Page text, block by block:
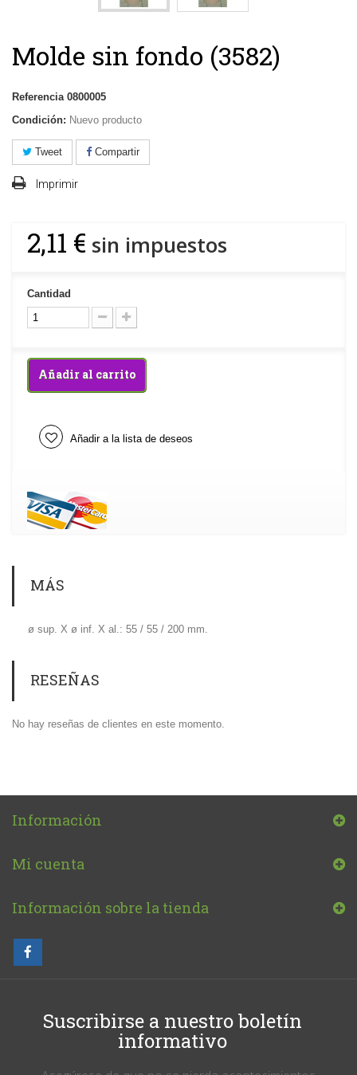
Molde sin fondo (3582)
Referencia 0800005
Condición: Nuevo producto
Tweet Compartir
Imprimir
2,11 € sin impuestos
Cantidad
Añadir al carrito
Añadir a la lista de deseos
MÁS
ø sup. X ø inf. X al.: 55 / 55 / 200 mm.
RESEÑAS
No hay reseñas de clientes en este momento.
Información
Mi cuenta
Información sobre la tienda
Suscribirse a nuestro boletín
informativo